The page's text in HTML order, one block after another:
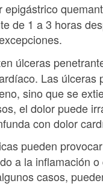
de 1 a 3 horas
úlceras
Las
sino que se
el dolor puede
con dolor
pueden
a la inflamación
casos,